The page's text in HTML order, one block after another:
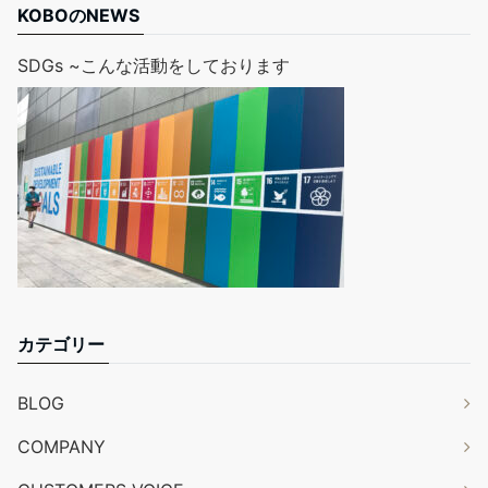
KOBOのNEWS
SDGs ~こんな活動をしております
カテゴリー
BLOG
COMPANY